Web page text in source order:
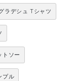
ラデシュ Tシャツ
ソー
プル